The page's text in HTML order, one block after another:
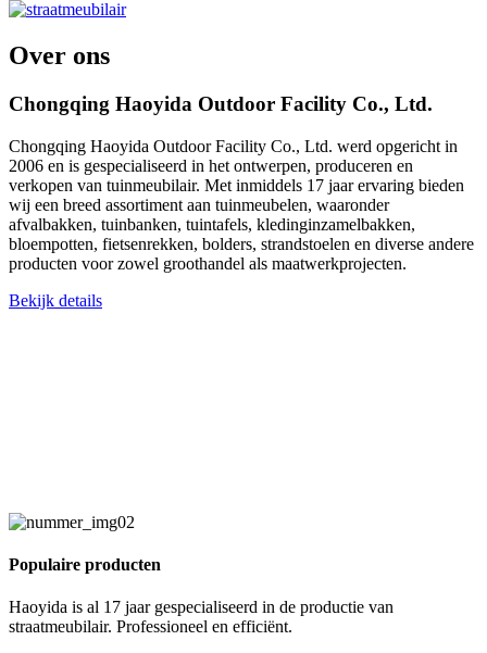
Over ons
Chongqing Haoyida Outdoor Facility Co., Ltd.
Chongqing Haoyida Outdoor Facility Co., Ltd. werd opgericht in
2006 en is gespecialiseerd in het ontwerpen, produceren en
verkopen van tuinmeubilair. Met inmiddels 17 jaar ervaring bieden
wij een breed assortiment aan tuinmeubelen, waaronder
afvalbakken, tuinbanken, tuintafels, kledinginzamelbakken,
bloempotten, fietsenrekken, bolders, strandstoelen en diverse andere
producten voor zowel groothandel als maatwerkprojecten.
Bekijk details
Populaire producten
Haoyida is al 17 jaar gespecialiseerd in de productie van
straatmeubilair. Professioneel en efficiënt.